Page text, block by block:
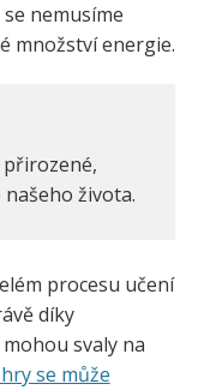
nemusíme
množství energie.
života.
procesu učení
díky
svaly na
se může